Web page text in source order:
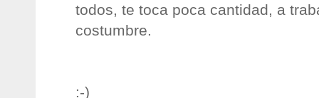
todos, te toca poca cantidad, a
costumbre.
:-)